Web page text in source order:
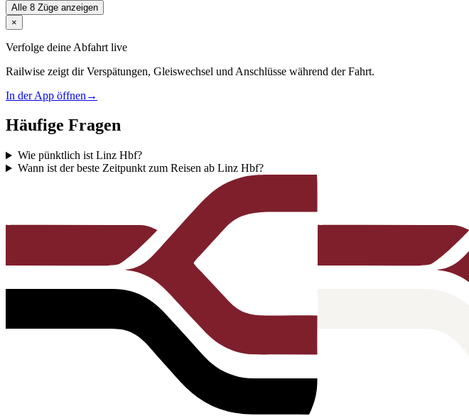
Alle 8 Züge anzeigen
×
Verfolge deine Abfahrt live
Railwise zeigt dir Verspätungen, Gleiswechsel und Anschlüsse während der Fahrt.
In der App öffnen →
Häufige Fragen
Wie pünktlich ist Linz Hbf?
Wann ist der beste Zeitpunkt zum Reisen ab Linz Hbf?